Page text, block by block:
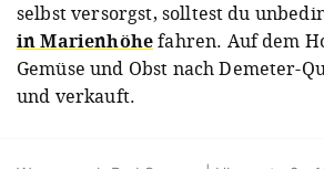
selbst versorgst, solltest du
in Marienhöhefahren. Auf dem
Gemüse und Obst nach Demeter-
und verkauft.